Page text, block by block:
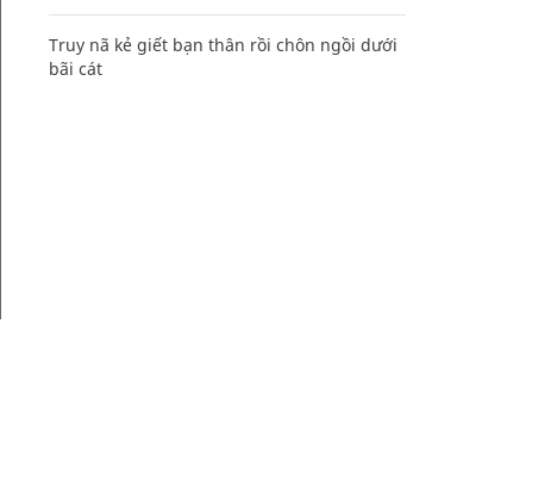
Truy nã kẻ giết bạn thân rồi chôn ngồi dưới
bãi cát